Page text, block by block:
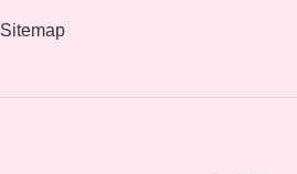
Sitemap